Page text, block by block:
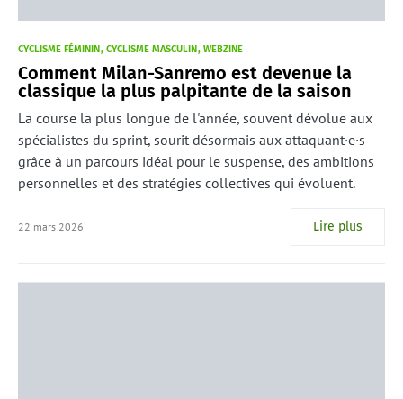
CYCLISME FÉMININ CYCLISME MASCULIN WEBZINE
Comment Milan-Sanremo est devenue la
classique la plus palpitante de la saison
La course la plus longue de l'année, souvent dévolue aux
spécialistes du sprint, sourit désormais aux attaquant·e·s
grâce à un parcours idéal pour le suspense, des ambitions
personnelles et des stratégies collectives qui évoluent.
22 mars 2026 Lire plus